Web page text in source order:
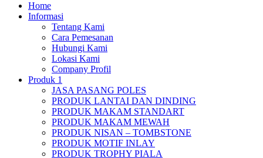
Home
Informasi
Tentang Kami
Cara Pemesanan
Hubungi Kami
Lokasi Kami
Company Profil
Produk 1
JASA PASANG POLES
PRODUK LANTAI DAN DINDING
PRODUK MAKAM STANDART
PRODUK MAKAM MEWAH
PRODUK NISAN – TOMBSTONE
PRODUK MOTIF INLAY
PRODUK TROPHY PIALA